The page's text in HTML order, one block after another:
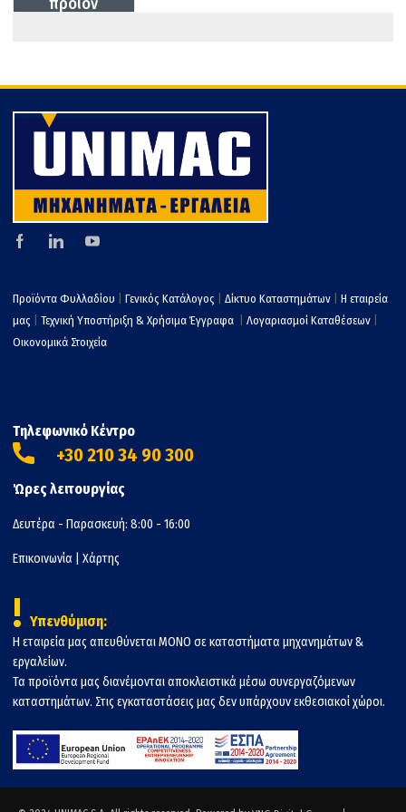
o
προϊον
Προϊόντα Φυλλαδίου Γενικός Κατάλογος Δίκτυο Καταστημάτων
Η εταιρεία
μας
Τεχνική Υποστήριξη & Χρήσιμα Έγγραφα Λογαριασμοί Καταθέσεων
Οικονομικά Στοιχεία
Τηλεφωνικό Κέντρο
+30 210 34 90 300
Ώρες λειτουργίας
Δευτέρα - Παρασκευή: 8:00 - 16:00
Επικοινωνία Χάρτης
! Υπενθύμιση:
Η εταιρεία μας απευθύνεται ΜΟΝΟ σε καταστήματα μηχανημάτων &
εργαλείων.
Τα προϊόντα μας διανέμονται αποκλειστικά μέσω συνεργαζόμενων
καταστημάτων. Στις εγκαταστάσεις μας δεν υπάρχουν εκθεσιακοί χώροι.